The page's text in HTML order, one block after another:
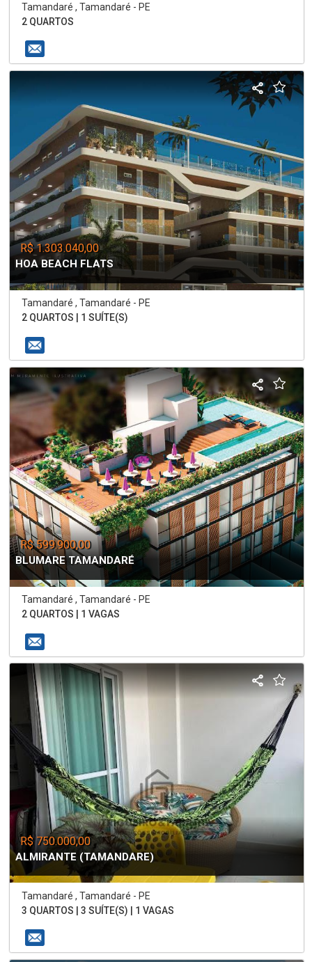
Tamandaré , Tamandaré - PE
2 QUARTOS
R$ 1.303.040,00
HOA BEACH FLATS
Tamandaré , Tamandaré - PE
2 QUARTOS | 1 SUÍTE(S)
R$ 599.900,00
BLUMARE TAMANDARÉ
Tamandaré , Tamandaré - PE
2 QUARTOS | 1 VAGAS
R$ 750.000,00
ALMIRANTE (TAMANDARE)
Tamandaré , Tamandaré - PE
3 QUARTOS | 3 SUÍTE(S) | 1 VAGAS